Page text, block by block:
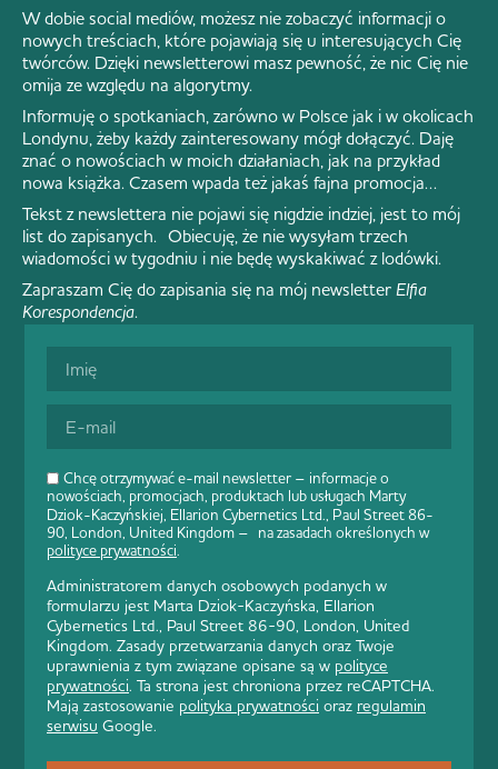
Chcę otrzymywać e-mail newsletter – informacje o
nowościach, promocjach, produktach lub usługach Marty
Dziok-Kaczyńskiej, Ellarion Cybernetics Ltd., Paul Street 86-
90, London, United Kingdom – na zasadach określonych w
polityce prywatności.
Administratorem danych osobowych podanych w
formularzu jest Marta Dziok-Kaczyńska, Ellarion
Cybernetics Ltd., Paul Street 86-90, London, United
Kingdom. Zasady przetwarzania danych oraz Twoje
uprawnienia z tym związane opisane są w polityce
prywatności. Ta strona jest chroniona przez reCAPTCHA.
Mają zastosowanie polityka prywatności oraz regulamin
serwisu Google.
W dobie social mediów, możesz nie zobaczyć informacji o
nowych treściach, które pojawiają się u interesujących Cię
twórców. Dzięki newsletterowi masz pewność, że nic Cię nie
omija ze względu na algorytmy.
Informuję o spotkaniach, zarówno w Polsce jak i w okolicach
Londynu, żeby każdy zainteresowany mógł dołączyć. Daję
znać o nowościach w moich działaniach, jak na przykład
nowa książka. Czasem wpada też jakaś fajna promocja…
Tekst z newslettera nie pojawi się nigdzie indziej, jest to mój
list do zapisanych. Obiecuję, że nie wysyłam trzech
wiadomości w tygodniu i nie będę wyskakiwać z lodówki.
Zapraszam Cię do zapisania się na mój newsletter Elfia
Korespondencja.